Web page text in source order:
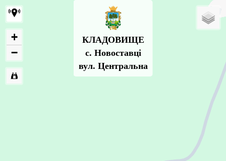
КЛАДОВИЩЕ
с. Новоставці
вул. Центральна
+
−